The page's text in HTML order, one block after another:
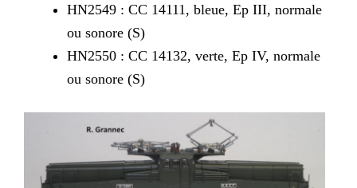
HN2549 : CC 14111, bleue, Ep III, normale
ou sonore (S)
HN2550 : CC 14132, verte, Ep IV, normale
ou sonore (S)